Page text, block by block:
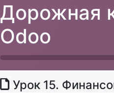
Дорожная
Odoo
Урок 15.